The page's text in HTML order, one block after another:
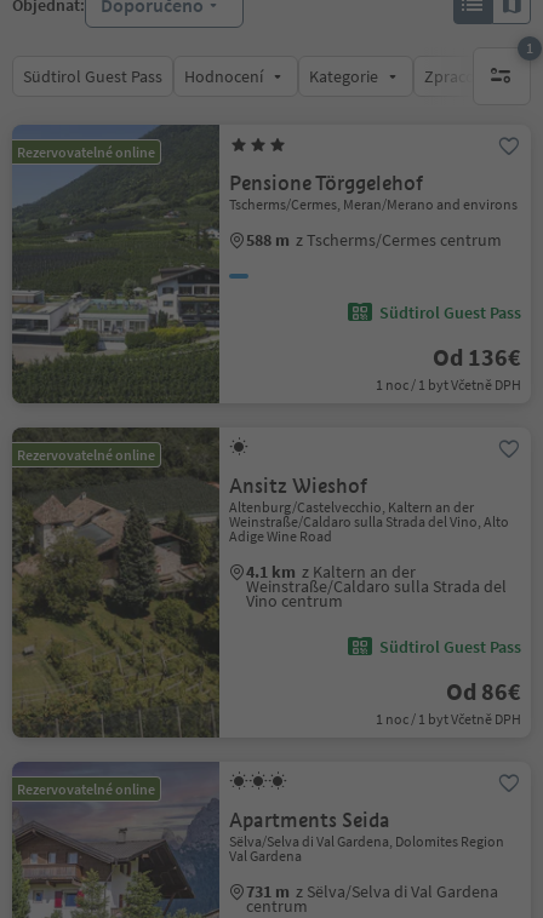
Objednat: Doporučeno
Südtirol Guest Pass Hodnocení Kategorie Zpracovává
1
1
Rezervovatelné online
Pensione Törggelehof
Tscherms/Cermes, Meran/Merano and environs
588 m z Tscherms/Cermes centrum
Südtirol Guest Pass
Od 136€
1 noc / 1 byt Včetně DPH
Rezervovatelné online
Ansitz Wieshof
Altenburg/Castelvecchio, Kaltern an der
Weinstraße/Caldaro sulla Strada del Vino, Alto
Adige Wine Road
4.1 km z Kaltern an der
Weinstraße/Caldaro sulla Strada del
Vino centrum
Südtirol Guest Pass
Od 86€
1 noc / 1 byt Včetně DPH
Rezervovatelné online
Apartments Seida
Sëlva/Selva di Val Gardena, Dolomites Region
Val Gardena
731 m z Sëlva/Selva di Val Gardena
centrum